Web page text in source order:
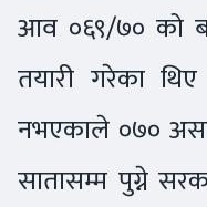
आव ०६९/७० को
तयारी गरेका
नभएकाले ०७०
सातासम्म पुग्ने